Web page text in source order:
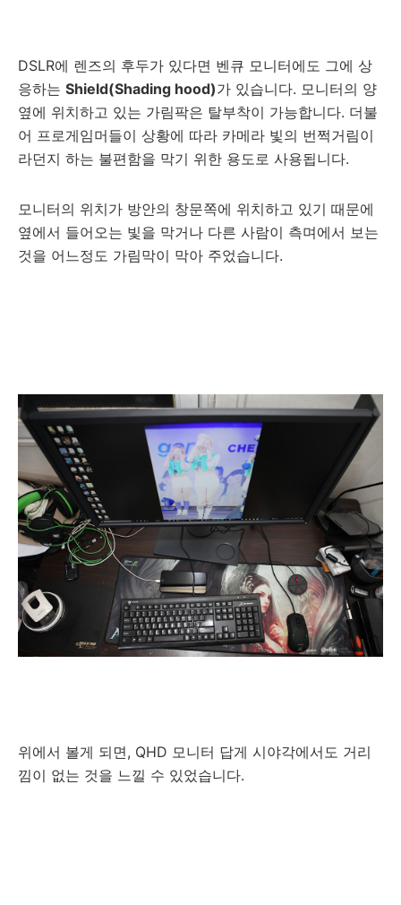
DSLR에 렌즈의 후두가 있다면 벤큐 모니터에도 그에 상
응하는 Shield(Shading hood)가 있습니다. 모니터의 양
옆에 위치하고 있는 가림팍은 탈부착이 가능합니다. 더불
어 프로게임머들이 상황에 따라 카메라 빛의 번쩍거림이
라던지 하는 불편함을 막기 위한 용도로 사용됩니다.
모니터의 위치가 방안의 창문쪽에 위치하고 있기 때문에
옆에서 들어오는 빛을 막거나 다른 사람이 측며에서 보는
것을 어느정도 가림막이 막아 주었습니다.
위에서 볼게 되면, QHD 모니터 답게 시야각에서도 거리
낌이 없는 것을 느낄 수 있었습니다.